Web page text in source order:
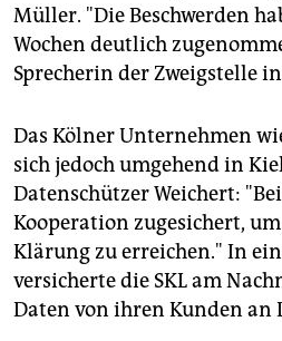
Müller. "Die Beschwerden
Wochen deutlich
Sprecherin der Zweigstelle
Das Kölner Unternehmen
sich jedoch umgehend in
Datenschützer Weichert:
Kooperation zugesichert,
Klärung zu erreichen." In
versicherte die SKL am
Daten von ihren Kunden an